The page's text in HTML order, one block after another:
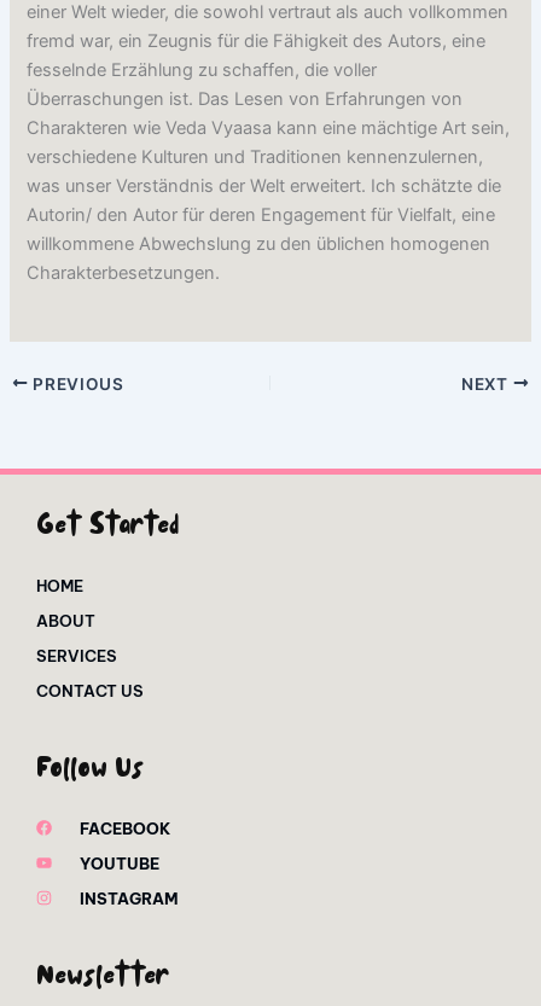
einer Welt wieder, die sowohl vertraut als auch vollkommen
fremd war, ein Zeugnis für die Fähigkeit des Autors, eine
fesselnde Erzählung zu schaffen, die voller
Überraschungen ist. Das Lesen von Erfahrungen von
Charakteren wie Veda Vyaasa kann eine mächtige Art sein,
verschiedene Kulturen und Traditionen kennenzulernen,
was unser Verständnis der Welt erweitert. Ich schätzte die
Autorin/ den Autor für deren Engagement für Vielfalt, eine
willkommene Abwechslung zu den üblichen homogenen
Charakterbesetzungen.
PREVIOUS NEXT
Get Started
HOME
ABOUT
SERVICES
CONTACT US
Follow Us
FACEBOOK
YOUTUBE
INSTAGRAM
Newsletter